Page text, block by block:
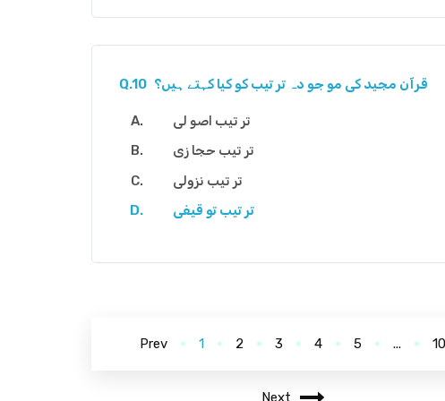
Q.10 قرآن مجید کی مو جو دہ تر تیب کو کیا کہتے ہیں؟
تر تیب اصو لی
تر تیب حجا زی
تر تیب نزولی
تر تیب تو قیفی
Prev 1 2 3 4 5 ... 10
Next